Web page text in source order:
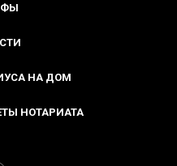
НА ДОМ
НОТАРИАТА